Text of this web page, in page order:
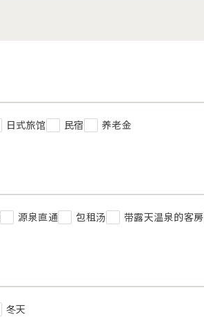
日式旅馆 民宿 养老金
源泉直通 包租汤 带露天温泉的客房
冬天